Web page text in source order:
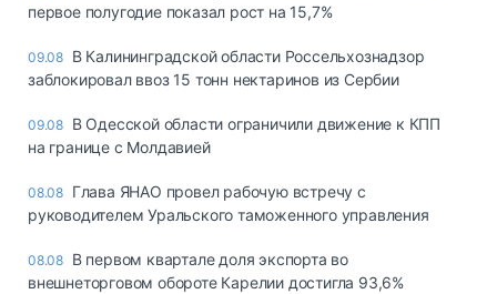
первое полугодие показал рост на 15,7%
09.08 В Калининградской области Россельхознадзор
заблокировал ввоз 15 тонн нектаринов из Сербии
09.08 В Одесской области ограничили движение к КПП
на границе с Молдавией
08.08 Глава ЯНАО провел рабочую встречу с
руководителем Уральского таможенного управления
08.08 В первом квартале доля экспорта во
внешнеторговом обороте Карелии достигла 93,6%